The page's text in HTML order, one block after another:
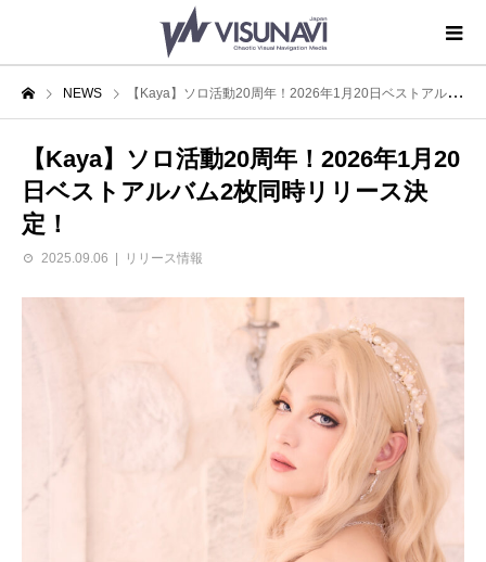
NEWS 【Kaya】ソロ活動20周年！2026年1月20日ベストアルバム2枚同時リリース決定！
【Kaya】ソロ活動20周年！2026年1月20
日ベストアルバム2枚同時リリース決
定！
2025.09.06 リリース情報